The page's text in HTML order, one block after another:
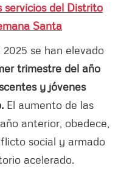
servicios del Distrito
Santa
se han elevado
trimestre del año
y jóvenes
El aumento de las
anterior, obedece,
social y armado
acelerado.